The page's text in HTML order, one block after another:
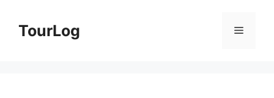
TourLog 메